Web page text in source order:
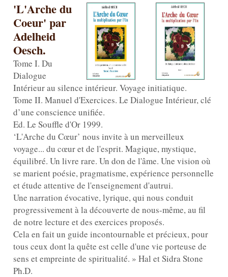
'L'Arche du
Coeur' par
Adelheid
Oesch.
Tome I. Du
Dialogue
Intérieur au silence intérieur. Voyage initiatique.
Tome II. Manuel d'Exercices. Le Dialogue Intérieur, clé
d’une conscience unifiée.
Ed. Le Souffle d'Or 1999.
‘L'Arche du Cœur’ nous invite à un merveilleux
voyage... du cœur et de l'esprit. Magique, mystique,
équilibré. Un livre rare. Un don de l'âme. Une vision où
se marient poésie, pragmatisme, expérience personnelle
et étude attentive de l'enseignement d'autrui.
Une narration évocative, lyrique, qui nous conduit
progressivement à la découverte de nous-même, au fil
de notre lecture et des exercices proposés.
Cela en fait un guide incontournable et précieux, pour
tous ceux dont la quête est celle d'une vie porteuse de
sens et empreinte de spiritualité. » Hal et Sidra Stone
Ph.D.